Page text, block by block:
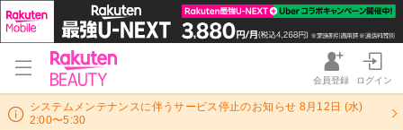
会員登録 ログイン
システムメンテナンスに伴うサービス停止のお知らせ 8月12日 (水)
2:00〜5:30